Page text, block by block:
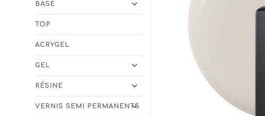
BASE
TOP
ACRYGEL
GEL
RÉSINE
VERNIS SEMI PERMANENTS